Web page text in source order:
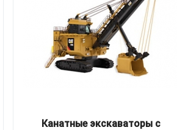
Канатные экскаваторы с